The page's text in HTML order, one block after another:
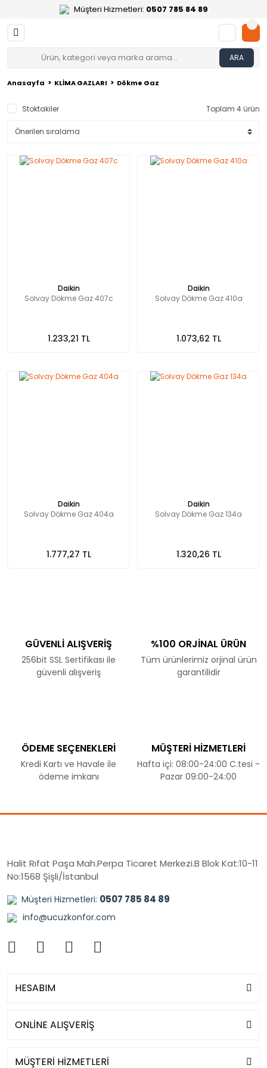
Müşteri Hizmetleri: 0507 785 84 89
ARA
Anasayfa KLİMA GAZLARI Dökme Gaz
Stoktakiler Toplam 4 ürün
Daikin
Solvay Dökme Gaz 407c
1.233,21 TL
Daikin
Solvay Dökme Gaz 410a
1.073,62 TL
Daikin
Solvay Dökme Gaz 404a
1.777,27 TL
Daikin
Solvay Dökme Gaz 134a
1.320,26 TL
GÜVENLİ ALIŞVERİŞ
256bit SSL Sertifikası ile
güvenli alışveriş
%100 ORJİNAL ÜRÜN
Tüm ürünlerimiz orjinal ürün
garantilidir
ÖDEME SEÇENEKLERİ
Kredi Kartı ve Havale ile
ödeme imkanı
MÜŞTERİ HİZMETLERİ
Hafta içi: 08:00-24:00 C.tesi -
Pazar 09:00-24:00
Halit Rıfat Paşa Mah.Perpa Ticaret Merkezi.B Blok Kat:10-11
No:1568 Şişli/İstanbul
Müşteri Hizmetleri: 0507 785 84 89
info@ucuzkonfor.com
HESABIM
ONLİNE ALIŞVERİŞ
MÜŞTERİ HİZMETLERİ